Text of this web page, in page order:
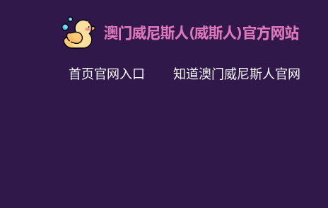
首页官网入口 知道澳门威尼斯人官网